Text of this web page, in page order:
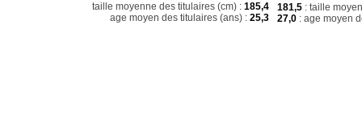
taille moyenne des titulaires (cm) : 185,4
age moyen des titulaires (ans) : 25,3
181,5 : taille
27,0 : age moyen